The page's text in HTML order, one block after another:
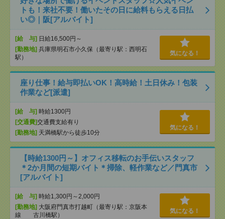
トも！来社不要！働いたその日に給料もらえる日払
い◎｜阪[アルバイト]
[給 与] 日給16,500円～
[勤務地] 兵庫県明石市小久保（最寄り駅：西明石
駅）
気になる！
座り仕事！給与即払いOK！高時給！土日休み！包装
作業など[派遣]
[給 与] 時給1300円
[交通費]交通費支給有り
[勤務地] 天満橋駅から徒歩10分
気になる！
【時給1300円～】オフィス移転のお手伝いスタッフ
＊2か月間の短期バイト＊掃除、軽作業など／門真市
[アルバイト]
[給 与] 時給1,300円～2,000円
[勤務地] 大阪府門真市打越町（最寄り駅：京阪本
線 古川橋駅）
気になる！